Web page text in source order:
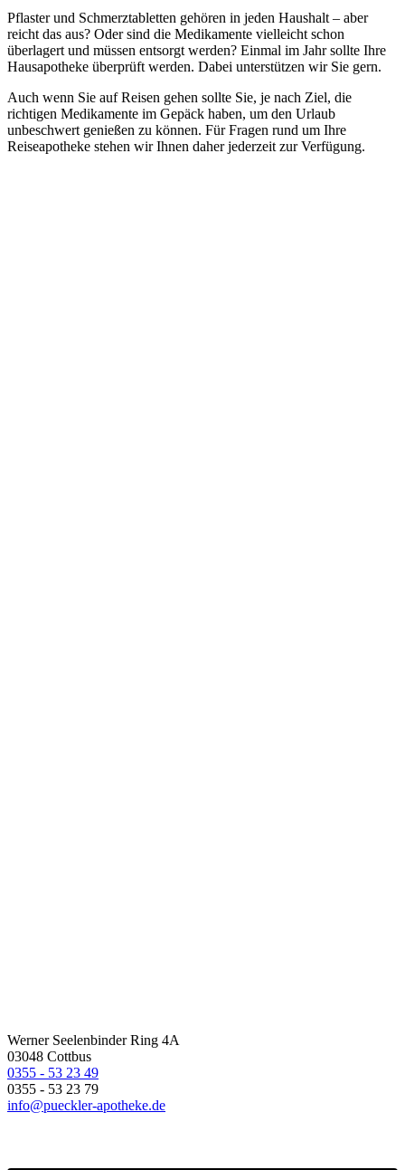
Pflaster und Schmerztabletten gehören in jeden Haushalt – aber
reicht das aus? Oder sind die Medikamente vielleicht schon
überlagert und müssen entsorgt werden? Einmal im Jahr sollte Ihre
Hausapotheke überprüft werden. Dabei unterstützen wir Sie gern.
Auch wenn Sie auf Reisen gehen sollte Sie, je nach Ziel, die
richtigen Medikamente im Gepäck haben, um den Urlaub
unbeschwert genießen zu können. Für Fragen rund um Ihre
Reiseapotheke stehen wir Ihnen daher jederzeit zur Verfügung.
Werner Seelenbinder Ring 4A
03048 Cottbus
0355 - 53 23 49
0355 - 53 23 79
info@pueckler-apotheke.de